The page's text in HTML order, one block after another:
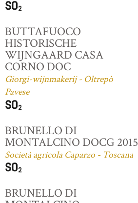
BUTTAFUOCO
HISTORISCHE
WIJNGAARD CASA
CORNO DOC
Giorgi-wijnmakerij - Oltrepò
Pavese
BRUNELLO DI
MONTALCINO DOCG 2015
Società agricola Caparzo - Toscana
BRUNELLO DI